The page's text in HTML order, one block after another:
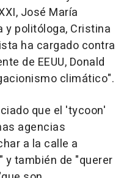
José María
y politóloga, Cristina
ha cargado contra
de EEUU, Donald
climático".
que el 'tycoon'
agencias
a la calle a
también de "querer